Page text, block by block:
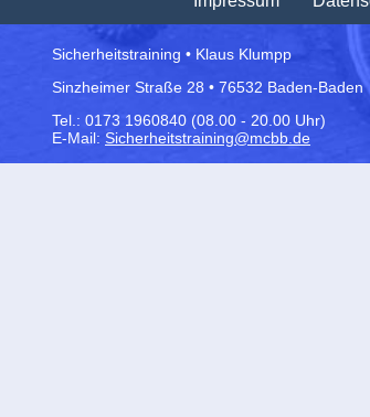
Sicherheitstraining • Klaus Klumpp
Sinzheimer Straße 28 • 76532 Baden-Baden
Tel.: 0173 1960840 (08.00 - 20.00 Uhr)
E-Mail: Sicherheitstraining@mcbb.de